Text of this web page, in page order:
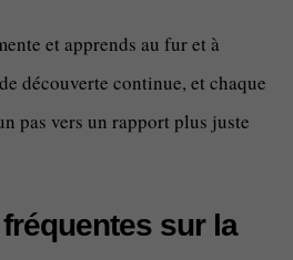
et apprends au fur et à
découverte continue, et chaque
pas vers un rapport plus juste
sur la